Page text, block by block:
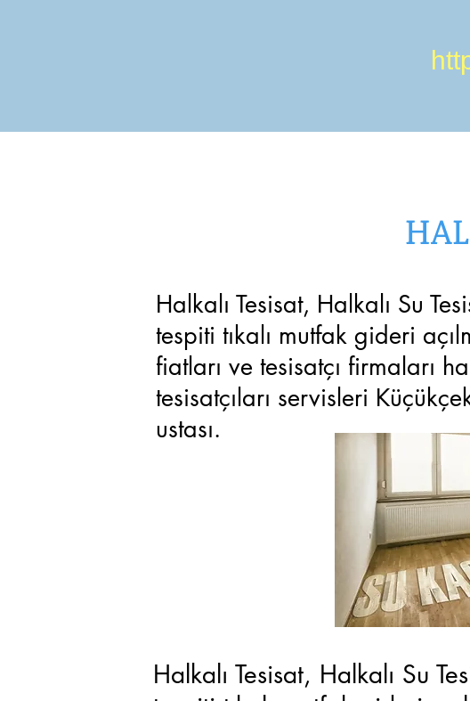
Halkalı Tesisat, Halkalı Su
tespiti tıkalı mutfak gideri
fiatları ve tesisatçı firmaları
tesisatçıları servisleri
ustası.
Halkalı Tesisat, Halkalı Su